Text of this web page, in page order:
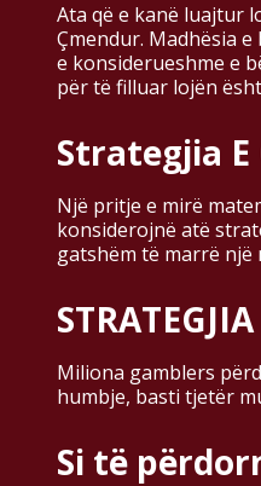
Ata që e kanë luajtur
Çmendur. Madhësia
e konsiderueshme e
për të filluar lojën
Strategjia E
Një pritje e mirë
konsiderojnë atë
gatshëm të marrë një
Miliona gamblers
humbje, basti tjetër
Si të